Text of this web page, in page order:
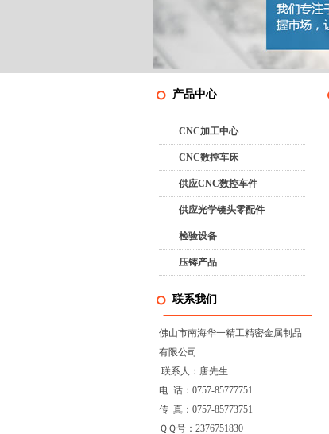
产品中心
CNC加工中心
CNC数控车床
供应CNC数控车件
供应光学镜头零配件
检验设备
压铸产品
联系我们
佛山市南海华一精工精密金属制品
有限公司
联系人：唐先生
电 话：0757-85777751
传 真：0757-85773751
ＱＱ号：2376751830